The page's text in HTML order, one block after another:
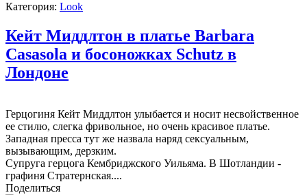
Категория: Look
Кейт Миддлтон в платье Barbara
Casasola и босоножках Schutz в
Лондоне
Герцогиня Кейт Миддлтон улыбается и носит несвойственное
ее стилю, слегка фривольное, но очень красивое платье.
Западная пресса тут же назвала наряд сексуальным,
вызывающим, дерзким.
Супруга герцога Кембриджского Уильяма. В Шотландии -
графиня Стратернская....
Поделиться